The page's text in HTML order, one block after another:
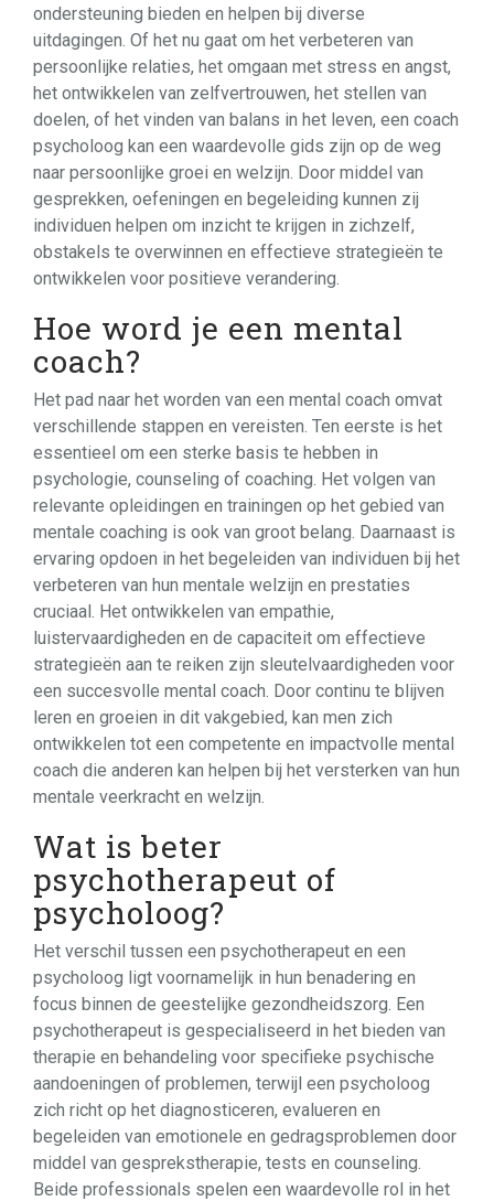
ondersteuning bieden en helpen bij diverse
uitdagingen. Of het nu gaat om het verbeteren van
persoonlijke relaties, het omgaan met stress en angst,
het ontwikkelen van zelfvertrouwen, het stellen van
doelen, of het vinden van balans in het leven, een coach
psycholoog kan een waardevolle gids zijn op de weg
naar persoonlijke groei en welzijn. Door middel van
gesprekken, oefeningen en begeleiding kunnen zij
individuen helpen om inzicht te krijgen in zichzelf,
obstakels te overwinnen en effectieve strategieën te
ontwikkelen voor positieve verandering.
Hoe word je een mental
coach?
Het pad naar het worden van een mental coach omvat
verschillende stappen en vereisten. Ten eerste is het
essentieel om een sterke basis te hebben in
psychologie, counseling of coaching. Het volgen van
relevante opleidingen en trainingen op het gebied van
mentale coaching is ook van groot belang. Daarnaast is
ervaring opdoen in het begeleiden van individuen bij het
verbeteren van hun mentale welzijn en prestaties
cruciaal. Het ontwikkelen van empathie,
luistervaardigheden en de capaciteit om effectieve
strategieën aan te reiken zijn sleutelvaardigheden voor
een succesvolle mental coach. Door continu te blijven
leren en groeien in dit vakgebied, kan men zich
ontwikkelen tot een competente en impactvolle mental
coach die anderen kan helpen bij het versterken van hun
mentale veerkracht en welzijn.
Wat is beter
psychotherapeut of
psycholoog?
Het verschil tussen een psychotherapeut en een
psycholoog ligt voornamelijk in hun benadering en
focus binnen de geestelijke gezondheidszorg. Een
psychotherapeut is gespecialiseerd in het bieden van
therapie en behandeling voor specifieke psychische
aandoeningen of problemen, terwijl een psycholoog
zich richt op het diagnosticeren, evalueren en
begeleiden van emotionele en gedragsproblemen door
middel van gesprekstherapie, tests en counseling.
Beide professionals spelen een waardevolle rol in het